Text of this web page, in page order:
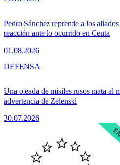
Pedro Sánchez reprende a los
reacción ante lo ocurrido en Ceuta
01.08.2026
Una oleada de misiles rusos mata al
advertencia de Zelenski
30.07.2026
DEFENSA